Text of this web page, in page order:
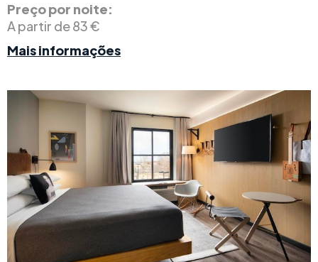
Preço por noite:
A partir de 83 €
Mais informações